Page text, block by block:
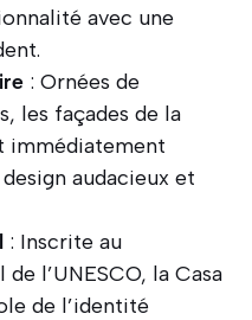
avec une
: Ornées de
les façades de la
immédiatement
audacieux et
: Inscrite au
l’UNESCO, la Casa
de l’identité